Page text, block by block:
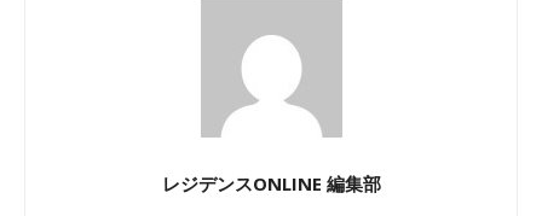
レジデンスONLINE 編集部